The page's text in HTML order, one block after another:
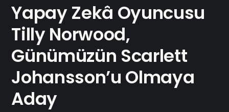
Yapay Zekâ Oyuncusu
Tilly Norwood,
Günümüzün Scarlett
Johansson’u Olmaya
Aday